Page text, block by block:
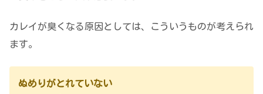
カレイが臭くなる原因としては、こういうものが考えられ
ます。
ぬめりがとれていない